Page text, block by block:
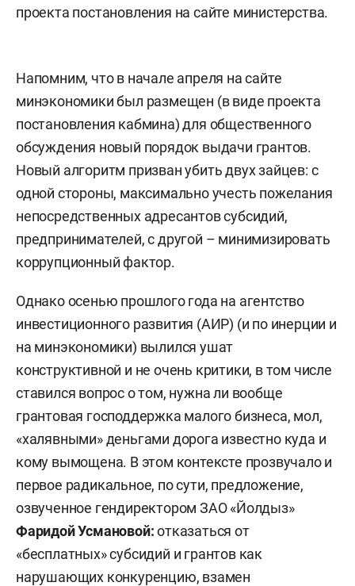
проекта постановления на сайте министерства.
Напомним, что в начале апреля на сайте
минэкономики был размещен (в виде проекта
постановления кабмина) для общественного
обсуждения новый порядок выдачи грантов.
Новый алгоритм призван убить двух зайцев: с
одной стороны, максимально учесть пожелания
непосредственных адресантов субсидий,
предпринимателей, с другой – минимизировать
коррупционный фактор.
Однако осенью прошлого года на агентство
инвестиционного развития (АИР) (и по инерции и
на минэкономики) вылился ушат
конструктивной и не очень критики, в том числе
ставился вопрос о том, нужна ли вообще
грантовая господдержка малого бизнеса, мол,
«халявными» деньгами дорога известно куда и
кому вымощена. В этом контексте прозвучало и
первое радикальное, по сути, предложение,
озвученное гендиректором ЗАО «Йолдыз»
Фаридой Усмановой:отказаться от
«бесплатных» субсидий и грантов как
нарушающих конкуренцию, взамен